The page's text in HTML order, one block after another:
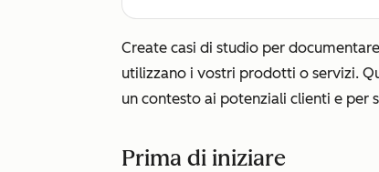
Create casi di studio per
utilizzano i vostri prodotti o servizi.
un contesto ai potenziali clienti e
Prima di iniziare